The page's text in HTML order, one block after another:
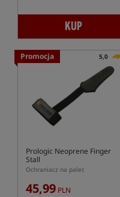
KUP
Promocja 5,0
Prologic Neoprene Finger
Stall
Ochraniacz na palec
45,99 PLN